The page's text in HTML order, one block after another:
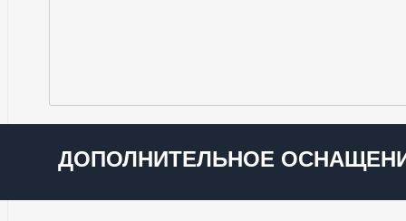
ДОПОЛНИТЕЛЬНОЕ